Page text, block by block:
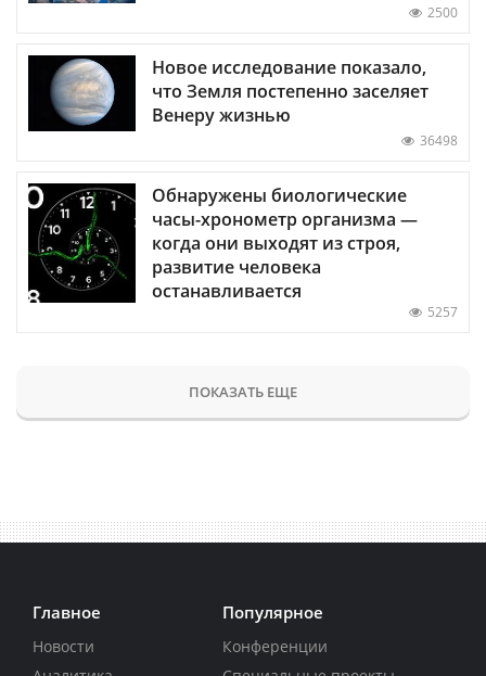
2500
Новое исследование показало,
что Земля постепенно заселяет
Венеру жизнью
36498
Обнаружены биологические
часы-хронометр организма —
когда они выходят из строя,
развитие человека
останавливается
5257
ПОКАЗАТЬ ЕЩЕ
Главное
Новости
Популярное
Конференции